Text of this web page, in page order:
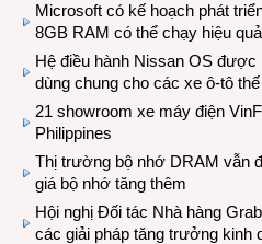
Microsoft có kế hoạch phát
8GB RAM có thể chạy hiệu
Hệ điều hành Nissan OS
dùng chung cho các xe ô-tô
21 showroom xe máy điện
Philippines
Thị trường bộ nhớ DRAM vẫn
giá bộ nhớ tăng thêm
Hội nghị Đối tác Nhà hàng
các giải pháp tăng trưởng kinh